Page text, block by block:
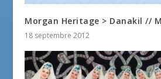
Morgan Heritage > Danakil //
18 septembre 2012